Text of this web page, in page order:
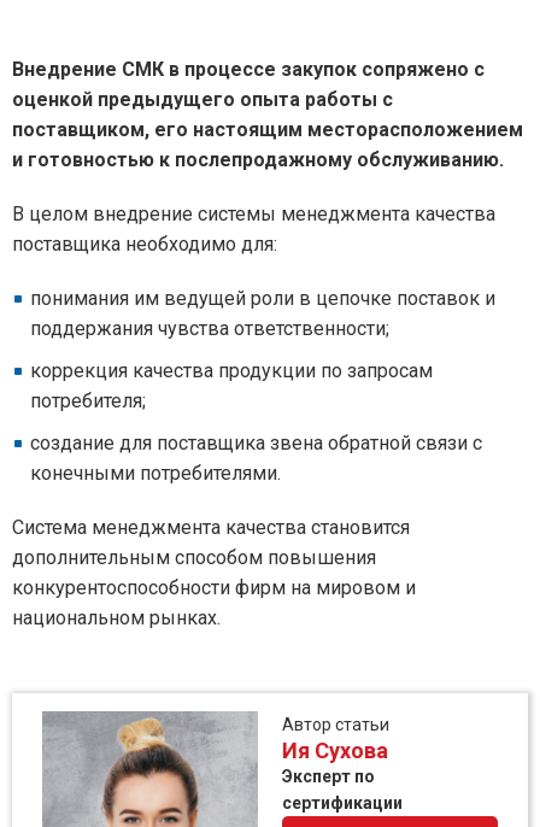
Внедрение СМК в процессе закупок сопряжено с
оценкой предыдущего опыта работы с
поставщиком, его настоящим месторасположением
и готовностью к послепродажному обслуживанию.
В целом внедрение системы менеджмента качества
поставщика необходимо для:
понимания им ведущей роли в цепочке поставок и
поддержания чувства ответственности;
коррекция качества продукции по запросам
потребителя;
создание для поставщика звена обратной связи с
конечными потребителями.
Система менеджмента качества становится
дополнительным способом повышения
конкурентоспособности фирм на мировом и
национальном рынках.
Автор статьи
Ия Сухова
Эксперт по
сертификации